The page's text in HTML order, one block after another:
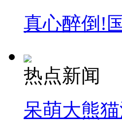
安徽一实载49人客车翻车
走！跟着总书记去植树
真心醉倒!
热点新闻
呆萌大熊